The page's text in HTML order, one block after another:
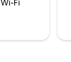
Wi-Fi